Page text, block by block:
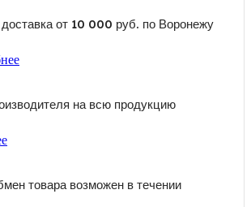
от 10 000 руб. по Воронежу
на всю продукцию
товара возможен в течении